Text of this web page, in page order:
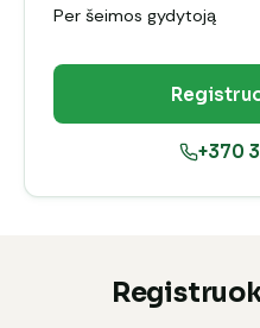
Per šeimos gydytoją
+370